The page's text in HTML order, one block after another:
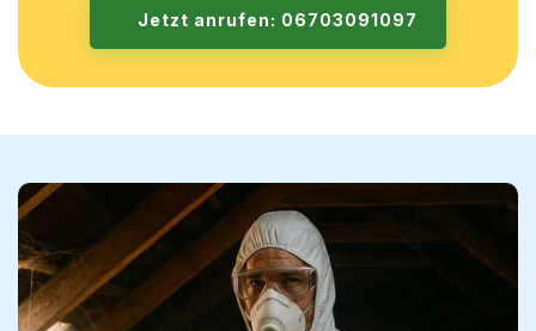
Jetzt anrufen: 06703091097